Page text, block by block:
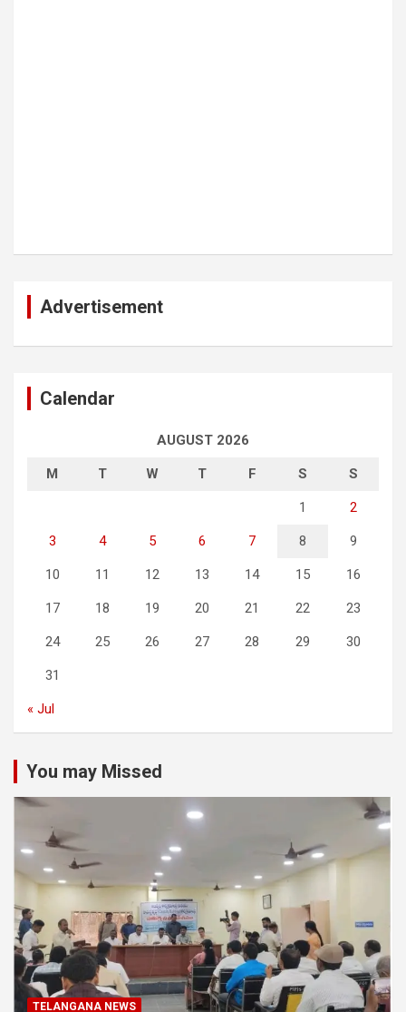
Advertisement
Calendar
AUGUST 2026
M T W T F S S
1 2
3 4 5 6 7 8 9
10 11 12 13 14 15 16
17 18 19 20 21 22 23
24 25 26 27 28 29 30
31
« Jul
You may Missed
TELANGANA NEWS